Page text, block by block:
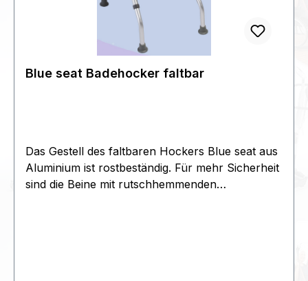
Blue seat Badehocker faltbar
Das Gestell des faltbaren Hockers Blue seat aus
Aluminium ist rostbeständig. Für mehr Sicherheit
sind die Beine mit rutschhemmenden